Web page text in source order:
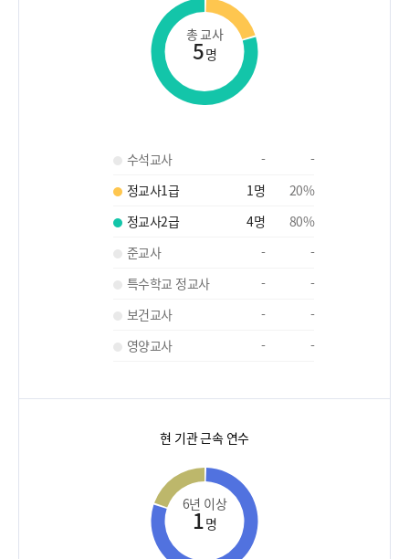
총 교사
5명
수석교사 -
-
정교사1급
1명 20%
정교사2급
4명 80%
준교사
-
-
특수학교 정교사
-
-
보건교사
-
-
영양교사
- -
현 기관 근속 연수
6년 이상
1명